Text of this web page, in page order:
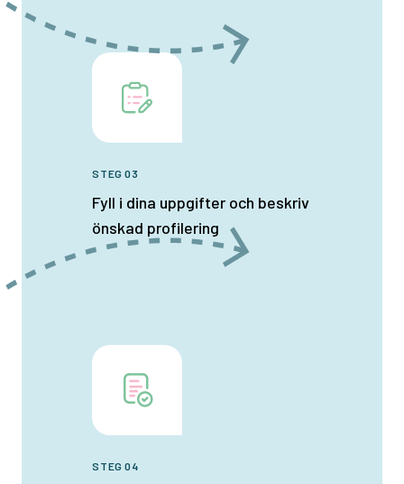
STEG 03
Fyll i dina uppgifter och beskriv
önskad profilering
STEG 04